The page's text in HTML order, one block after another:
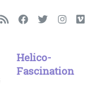
Helico-
Fascination